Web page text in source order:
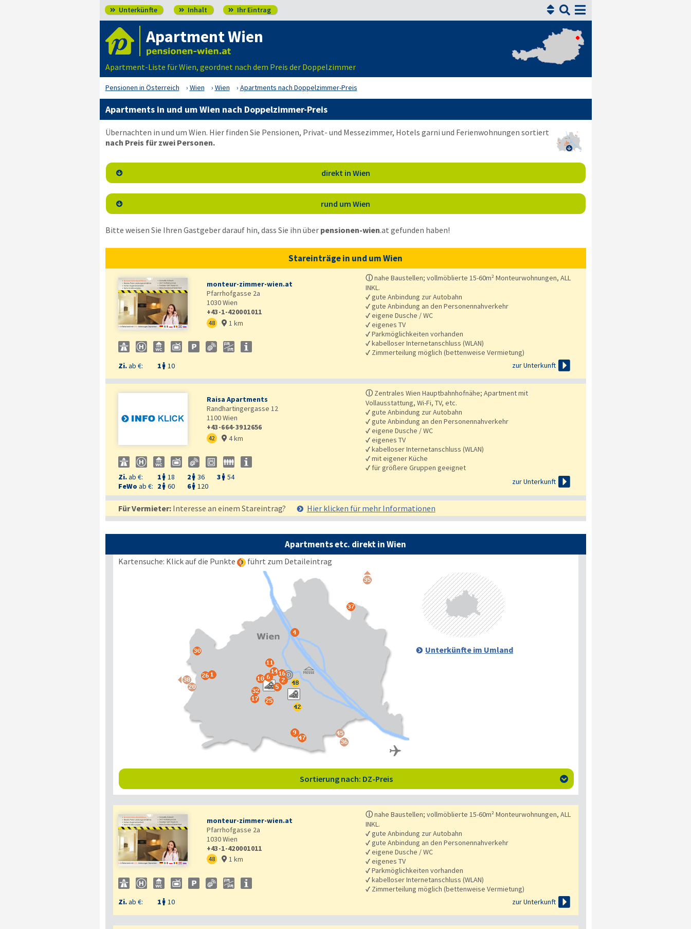
 Unterkünfte  Inhalt  Ihr Eintrag 

Apartment Wien
Apartment-Liste für Wien, geordnet nach dem Preis der Doppelzimmer
Pensionen in Österreich Wien Wien Apartments nach Doppelzimmer-Preis
Apartments in und um Wien nach Doppelzimmer-Preis

Übernachten in und um Wien. Hier finden Sie Pensionen, Privat- und Messezimmer, Hotels garni und Ferienwohnungen sortiert
nach Preis für zwei Personen.
 direkt in Wien
 rund um Wien
Bitte weisen Sie Ihren Gastgeber darauf hin, dass Sie ihn über pensionen-wien.at gefunden haben!
Stareinträge in und um Wien
monteur-zimmer-wien.at
Pfarrhofgasse 2a
1030Wien
+43-1-420001011
48  1 km
Zi.ab €: 1  10
ⓘnahe Baustellen; vollmöblierte 15-60m² Monteurwohnungen, ALL
INKL.
✓gute Anbindung zur Autobahn
✓gute Anbindung an den Personennahverkehr
✓eigene Dusche / WC
✓eigenes TV
✓Parkmöglichkeiten vorhanden
✓kabelloser Internetanschluss (WLAN)
✓ Zimmerteilung möglich (bettenweise Vermietung)
zur Unterkunft

Raisa Apartments
Randhartingergasse 12
1100Wien
+43-664-3912656
42  4 km
Zi.ab €: 1  18 2  36 3  54
FeWo ab €: 2  60 6 120
ⓘ Zentrales Wien Hauptbahnhofnähe; Apartment mit
Vollausstattung, Wi-Fi, TV, etc.
✓gute Anbindung zur Autobahn
✓gute Anbindung an den Personennahverkehr
✓eigene Dusche / WC
✓eigenes TV
✓kabelloser Internetanschluss (WLAN)
✓mit eigener Küche
✓ für größere Gruppen geeignet
zur Unterkunft 
Für Vermieter:Interesse an einem Stareintrag? Hier klicken für mehr Informationen
Apartments etc. direkt in Wien
Kartensuche: Klick auf die Punkte führt zum Detaileintrag
Unterkünfte im Umland
Sortierung nach: DZ-Preis 
monteur-zimmer-wien.at
Pfarrhofgasse 2a
1030Wien
+43-1-420001011
48  1 km
Zi.ab €: 1  10
ⓘnahe Baustellen; vollmöblierte 15-60m² Monteurwohnungen, ALL
INKL.
✓gute Anbindung zur Autobahn
✓gute Anbindung an den Personennahverkehr
✓eigene Dusche / WC
✓eigenes TV
✓Parkmöglichkeiten vorhanden
✓kabelloser Internetanschluss (WLAN)
✓ Zimmerteilung möglich (bettenweise Vermietung)
zur Unterkunft 